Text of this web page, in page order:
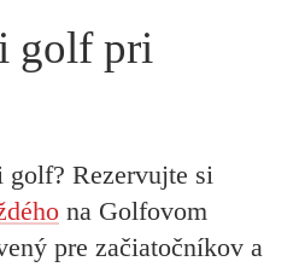
golf pri
golf? Rezervujte si
na Golfovom
pre začiatočníkov a